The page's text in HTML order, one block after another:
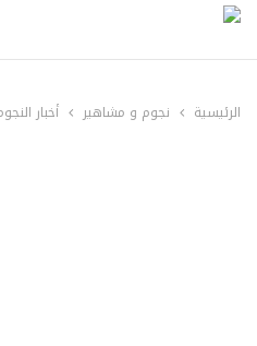
الرئيسية نجوم و مشاهير أخبار